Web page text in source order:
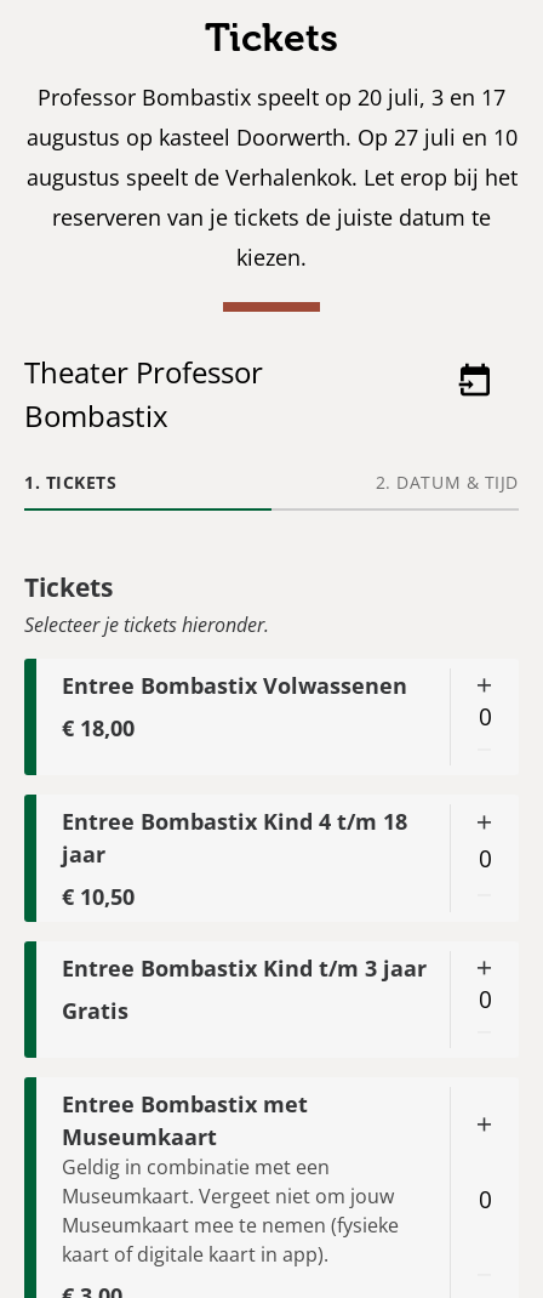
Tickets
Professor Bombastix speelt op 20 juli, 3 en 17
augustus op kasteel Doorwerth. Op 27 juli en 10
augustus speelt de Verhalenkok. Let erop bij het
reserveren van je tickets de juiste datum te
kiezen.